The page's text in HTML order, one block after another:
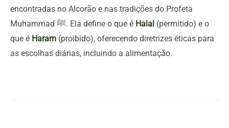
encontradas no Alcorão e nas tradições do Profeta
Muhammad ﷺ. Ela define o que é Halal (permitido) e o
que é Haram (proibido), oferecendo diretrizes éticas para
as escolhas diárias, incluindo a alimentação.